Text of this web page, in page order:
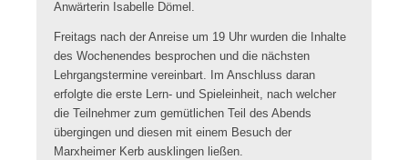
Anwärterin Isabelle Dömel.
Freitags nach der Anreise um 19 Uhr wurden die Inhalte
des Wochenendes besprochen und die nächsten
Lehrgangstermine vereinbart. Im Anschluss daran
erfolgte die erste Lern- und Spieleinheit, nach welcher
die Teilnehmer zum gemütlichen Teil des Abends
übergingen und diesen mit einem Besuch der
Marxheimer Kerb ausklingen ließen.